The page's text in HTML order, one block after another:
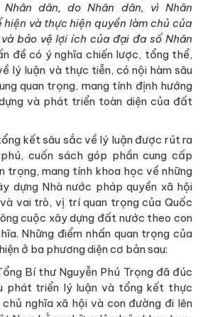
dân, do Nhân dân, vì Nhân
hiện và thực hiện quyền làm chủ của
bảo vệ lợi ích của đại đa số Nhân
đề có ý nghĩa chiến lược, tổng thể,
lý luận và thực tiễn, có nội hàm sâu
quan trọng, mang tính định hướng
và phát triển toàn diện của đất
kết sâu sắc về lý luận được rút ra
cuốn sách góp phần cung cấp
trọng, mang tính khoa học về những
dựng Nhà nước pháp quyền xã hội
vai trò, vị trí quan trọng của Quốc
cuộc xây dựng đất nước theo con
Những điểm nhấn quan trọng của
ở ba phương diện cơ bản sau:
Bí thư Nguyễn Phú Trọng đã đúc
phát triển lý luận và tổng kết thực
nghĩa xã hội và con đường đi lên